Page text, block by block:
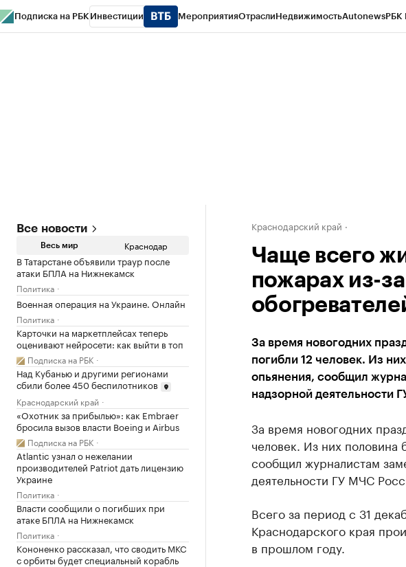
Подписка на РБК Инвестиции МероприятияОтраслиНедвижимостьAutonewsРБК
Все новости
Весь мир Краснодар
В Татарстане объявили траур после
атаки БПЛА на Нижнекамск
Политика
Военная операция на Украине. Онлайн
Политика
Карточки на маркетплейсах теперь
оценивают нейросети: как выйти в топ
Подписка на РБК
Над Кубанью и другими регионами
сбили более 450 беспилотников
Краснодарский край
«Охотник за прибылью»: как Embraer
бросила вызов власти Boeing и Airbus
Подписка на РБК
Atlantic узнал о нежелании
производителей Patriot дать лицензию
Украине
Политика
Власти сообщили о погибших при
атаке БПЛА на Нижнекамск
Политика
Кононенко рассказал, что сводить МКС
с орбиты будет специальный корабль
Краснодарский край
Чаще всего
пожарах из-
За время новогодних
погибли 12 человек. Из
опьянения, сообщил
надзорной деятельности
За время новогодних
человек. Из них половина
сообщил журналистам
деятельности ГУ МЧС
Всего за период с 31
Краснодарского края
в прошлом году.